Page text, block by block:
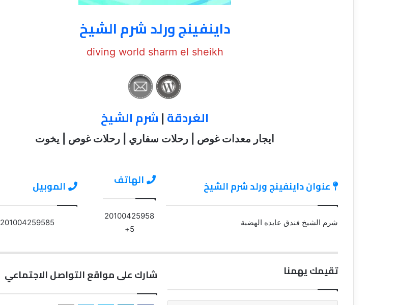
داينفينج ورلد شرم الشيخ
diving world sharm el sheikh
الغردقة|شرم الشيخ
ايجار معدات غوص | رحلات سفاري | رحلات غوص | يخوت
عنوان داينفينج ورلد شرم الشيخ
شرم الشيخ فندق عايده الهضبة
الهاتف
20100425958
5+
الموبيل
201004259585+
تقيمك يهمنا شارك على مواقع التواصل الاجتماعي